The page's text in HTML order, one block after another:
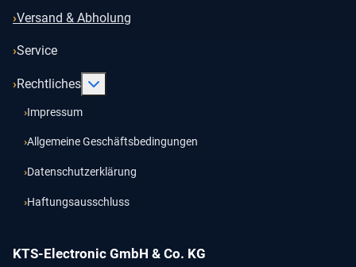
Versand & Abholung
Service
Rechtliches
Impressum
Allgemeine Geschäftsbedingungen
Datenschutzerklärung
Haftungsausschluss
KTS-Electronic GmbH & Co. KG